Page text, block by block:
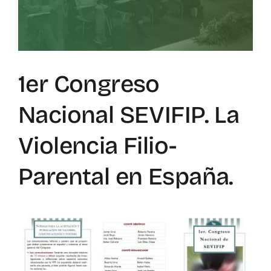
Mapa de recursos
Observatorio VFP
Contacto
1er Congreso
Nacional SEVIFIP. La
Violencia Filio-
Parental en España.